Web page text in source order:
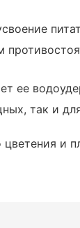
к
ее
так и
цветения